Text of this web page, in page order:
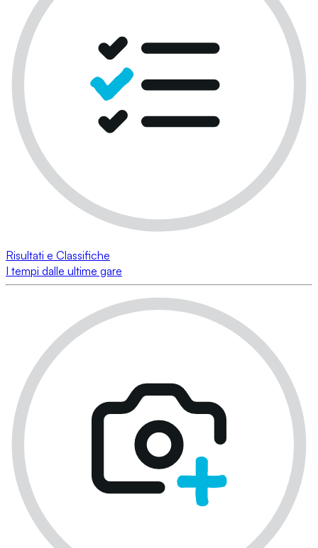
Risultati e Classifiche
I tempi dalle ultime gare